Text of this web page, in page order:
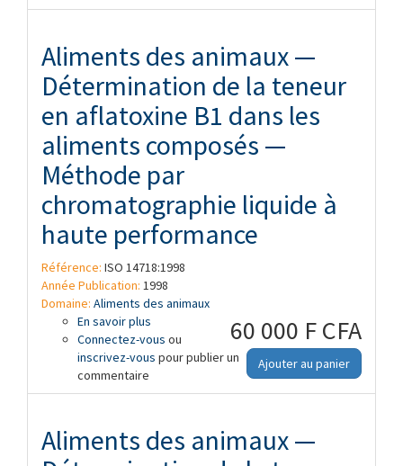
Aliments des animaux —
Détermination de la teneur
en aflatoxine B1 dans les
aliments composés —
Méthode par
chromatographie liquide à
haute performance
Référence: ISO 14718:1998
Année Publication: 1998
Domaine: Aliments des animaux
60 000 F CFA
Ajouter au panier
En savoir plus à propos de Aliments des animaux —
Détermination de la teneur en aflatoxine
B1 dans les aliments composés —
Méthode par chromatographie liquide à
haute performance
Connectez-vous ou
inscrivez-vous pour publier un
commentaire
Aliments des animaux —